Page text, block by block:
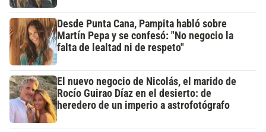
Desde Punta Cana, Pampita habló sobre
Martín Pepa y se confesó: "No negocio la
falta de lealtad ni de respeto"
El nuevo negocio de Nicolás, el marido de
Rocío Guirao Díaz en el desierto: de
heredero de un imperio a astrofotógrafo